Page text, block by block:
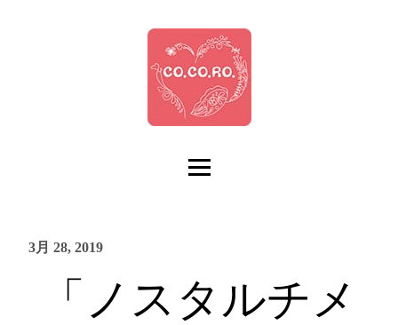
3月 28, 2019
「ノスタルチメ